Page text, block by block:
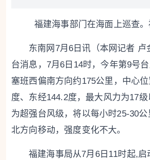
福建海事部门在海面上巡查
东南网7月6日讯（本网记者 卢
台消息，7月6日14时，今年第9号
塞班西偏南方向约175公里，中心
度、东经144.2度，最大风力为17
为超强台风级，将以每小时25-30
北方向移动，强度变化不大。
福建海事局从7月6日11时起,启